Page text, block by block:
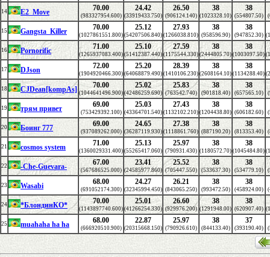
14 E2_Move 70.00
(983327954.600)
24.42
(33919433.750)
26.50
(906124.140)
38
(1023328.10)
38
(554807.50)
15 Gangsta_Killer 70.00
(1027861551.800)
25.12
(54207506.840)
27.93
(1266038.810)
38
(958596.90)
38
(947852.30)
16 Pornorific 71.00
(1265937083.400)
25.10
(51412387.440)
27.59
(1175544.330)
38
(2444805.70)
38
(1003097.50)
17 DJson 72.00
(1904920466.300)
25.20
(64068879.490)
28.39
(1410106.230)
38
(2608164.10)
38
(1134288.40)
18 CJDean[kompAs] 70.00
(1044641496.900)
25.02
(42486259.690)
25.83
(763542.740)
38
(901818.40)
38
(657565.10)
19 трям привет 69.00
(753429392.100)
25.03
(43364701.540)
27.43
(1132102.210)
38
(1204438.80)
38
(606182.60)
20 Боинг 777 69.00
(937089262.000)
24.65
(36287119.930)
27.38
(1118861.760)
38
(887190.20)
38
(813353.40)
21 cosmos system 71.00
(1360029331.400)
25.13
(55265417.060)
25.97
(790931.430)
38
(1180572.70)
38
(1045484.80)
22 -Che-Guevara- 67.00
(567686525.000)
23.41
(24585977.860)
25.52
(705447.550)
38
(533637.30)
38
(534779.10)
23 Wasabi 68.00
(691052174.300)
24.27
(32345994.450)
26.21
(843065.250)
38
(993472.50)
38
(458924.00)
24 *БлондинКО* 70.00
(1143897740.600)
25.01
(41266254.330)
26.60
(929976.200)
38
(1291948.00)
38
(620907.40)
25 muahaha ha ha 68.00
(666920510.900)
22.87
(20315668.150)
25.97
(790926.610)
38
(844133.40)
37
(393190.40)